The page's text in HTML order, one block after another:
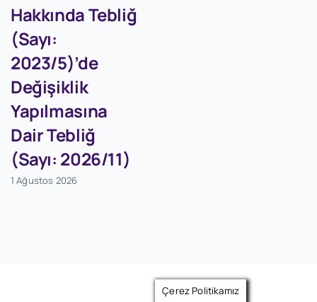
Hakkında Tebliğ
(Sayı:
2023/5)’de
Değişiklik
Yapılmasına
Dair Tebliğ
(Sayı: 2026/11)
1 Ağustos 2026
Çerez Politikamız